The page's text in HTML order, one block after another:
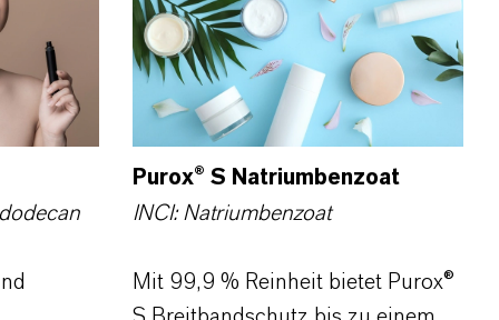
Purox® S Natriumbenzoat
INCI: Natriumbenzoat
Mit 99,9 % Reinheit bietet Purox®